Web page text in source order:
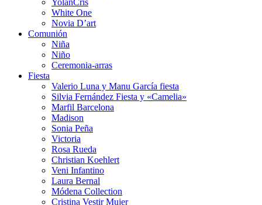
YolanCris
White One
Novia D’art
Comunión
Niña
Niño
Ceremonia-arras
Fiesta
Valerio Luna y Manu García fiesta
Silvia Fernández Fiesta y «Camelia»
Marfil Barcelona
Madison
Sonia Peña
Victoria
Rosa Rueda
Christian Koehlert
Veni Infantino
Laura Bernal
Módena Collection
Cristina Vestir Mujer